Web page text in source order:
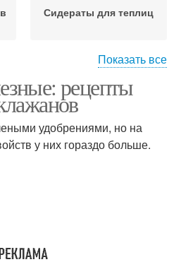
Сидераты для теплиц
Полезные сидераты
Показать все
рецепты
удобрениями, но на
у них гораздо больше.